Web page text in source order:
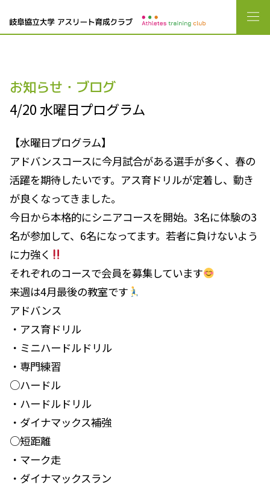
お知らせ・ブログ
4/20 水曜日プログラム
【水曜日プログラム】
アドバンスコースに今月試合がある選手が多く、春の
活躍を期待したいです。アス育ドリルが定着し、動き
が良くなってきました。
今日から本格的にシニアコースを開始。3名に体験の3
名が参加して、6名になってます。若者に負けないよう
に力強く
それぞれのコースで会員を募集しています
来週は4月最後の教室です
アドバンス
・アス育ドリル
・ミニハードルドリル
・専門練習
○ハードル
・ハードルドリル
・ダイナマックス補強
○短距離
・マーク走
・ダイナマックスラン